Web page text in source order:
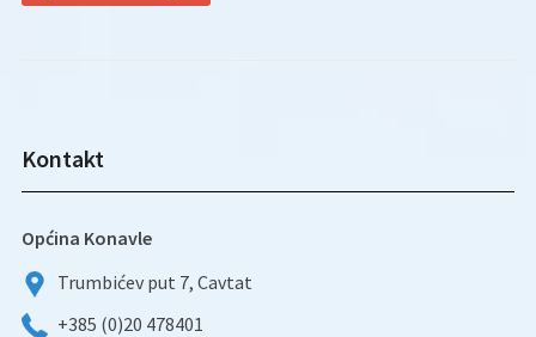
Kontakt
Općina Konavle
Trumbićev put 7, Cavtat
+385 (0)20 478401